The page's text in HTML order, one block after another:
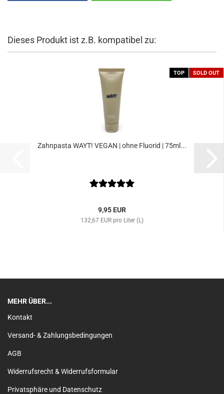
Dieses Produkt ist z.B. kompatibel zu:
TOP SOLD OUT
Zahnpasta WAYT! VEGAN | ohne Fluorid | 75ml...
9,95 EUR
132,67 EUR pro Liter (L)
MEHR ÜBER...
Kontakt
Versand- & Zahlungsbedingungen
AGB
Widerrufsrecht & Widerrufsformular
Privatsphäre und Datenschutz